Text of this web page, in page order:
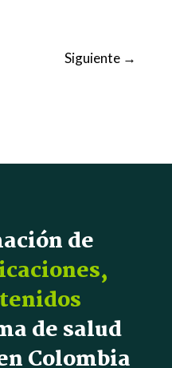
Siguiente →
de
de salud
Colombia